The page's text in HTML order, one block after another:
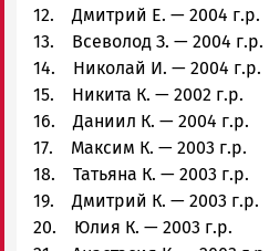
12. Дмитрий Е. — 2004 г.р.
13. Всеволод З. — 2004 г.р.
14. Николай И. — 2004 г.р.
15. Никита К. — 2002 г.р.
16. Даниил К. — 2004 г.р.
17. Максим К. — 2003 г.р.
18. Татьяна К. — 2003 г.р.
19. Дмитрий К. — 2003 г.р.
20. Юлия К. — 2003 г.р.